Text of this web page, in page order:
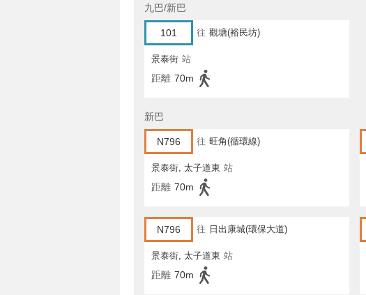
九巴/新巴
101 往 觀塘(裕民坊)
景泰街 站
距離 70m
新巴
N796 往 旺角(循環線)
景泰街, 太子道東 站
距離 70m
N796 往 日出康城(環保大道)
景泰街, 太子道東 站
距離 70m